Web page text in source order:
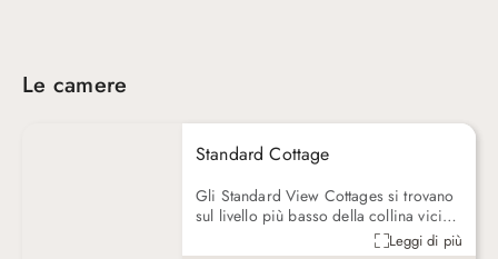
Le camere
Standard Cottage
Gli Standard View Cottages si trovano
sul livello più basso della collina vicini
alla Reception ed a poca distanza dal
Leggi di più